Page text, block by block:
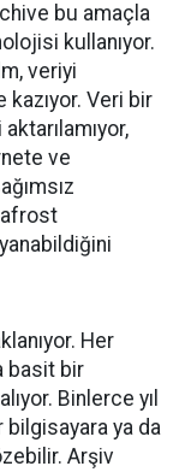
bu amaçla
kullanıyor.
veriyi
Veri bir
ve
Her
basit bir
Binlerce yıl
bilgisayara ya da
Arşiv